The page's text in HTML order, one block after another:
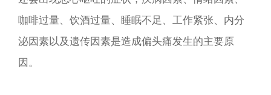
咖啡过量、饮酒过量、睡眠不足、工作紧张、内分
泌因素以及遗传因素是造成偏头痛发生的主要原
因。